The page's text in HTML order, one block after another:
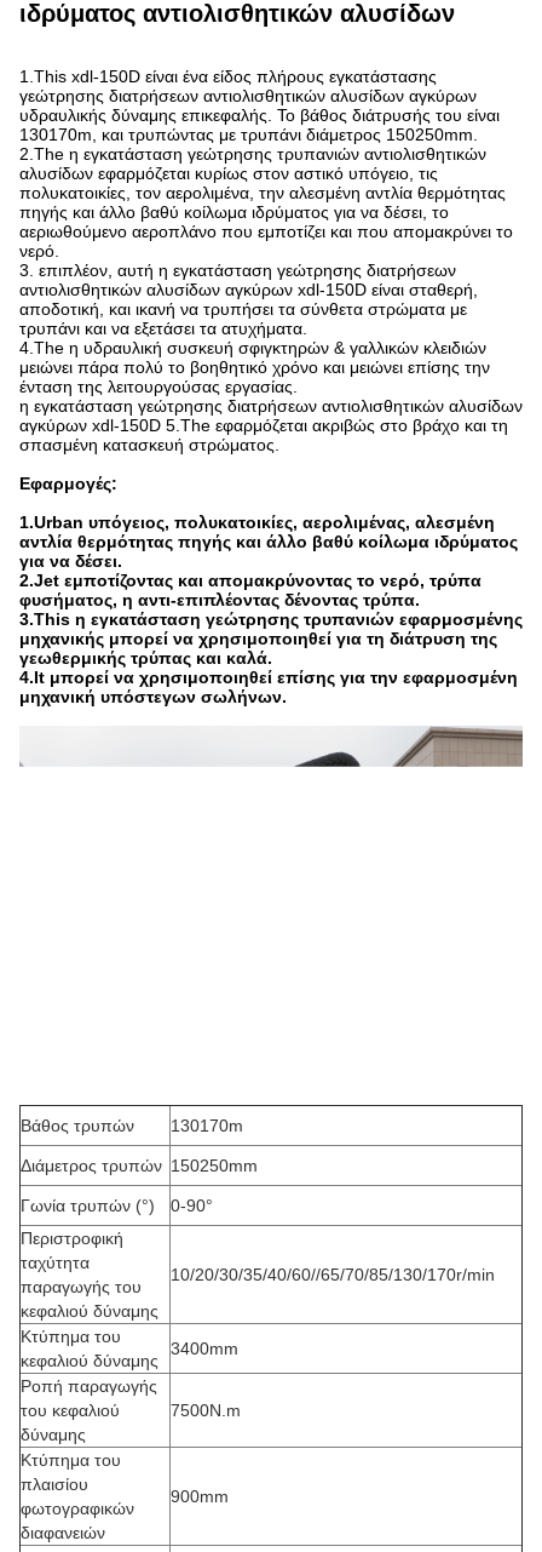
ιδρύματος αντιολισθητικών αλυσίδων
1.This xdl-150D είναι ένα είδος πλήρους εγκατάστασης
γεώτρησης διατρήσεων αντιολισθητικών αλυσίδων αγκύρων
υδραυλικής δύναμης επικεφαλής. Το βάθος διάτρυσής του είναι
130170m, και τρυπώντας με τρυπάνι διάμετρος 150250mm.
2.The η εγκατάσταση γεώτρησης τρυπανιών αντιολισθητικών
αλυσίδων εφαρμόζεται κυρίως στον αστικό υπόγειο, τις
πολυκατοικίες, τον αερολιμένα, την αλεσμένη αντλία θερμότητας
πηγής και άλλο βαθύ κοίλωμα ιδρύματος για να δέσει, το
αεριωθούμενο αεροπλάνο που εμποτίζει και που απομακρύνει το
νερό.
3. επιπλέον, αυτή η εγκατάσταση γεώτρησης διατρήσεων
αντιολισθητικών αλυσίδων αγκύρων xdl-150D είναι σταθερή,
αποδοτική, και ικανή να τρυπήσει τα σύνθετα στρώματα με
τρυπάνι και να εξετάσει τα ατυχήματα.
4.The η υδραυλική συσκευή σφιγκτηρών & γαλλικών κλειδιών
μειώνει πάρα πολύ το βοηθητικό χρόνο και μειώνει επίσης την
ένταση της λειτουργούσας εργασίας.
η εγκατάσταση γεώτρησης διατρήσεων αντιολισθητικών αλυσίδων
αγκύρων xdl-150D 5.The εφαρμόζεται ακριβώς στο βράχο και τη
σπασμένη κατασκευή στρώματος.
Εφαρμογές:
1.Urban υπόγειος, πολυκατοικίες, αερολιμένας, αλεσμένη
αντλία θερμότητας πηγής και άλλο βαθύ κοίλωμα ιδρύματος
για να δέσει.
2.Jet εμποτίζοντας και απομακρύνοντας το νερό, τρύπα
φυσήματος, η αντι-επιπλέοντας δένοντας τρύπα.
3.This η εγκατάσταση γεώτρησης τρυπανιών εφαρμοσμένης
μηχανικής μπορεί να χρησιμοποιηθεί για τη διάτρυση της
γεωθερμικής τρύπας και καλά.
4.It μπορεί να χρησιμοποιηθεί επίσης για την εφαρμοσμένη
μηχανική υπόστεγων σωλήνων.
Βάθος τρυπών 130170m
Διάμετρος τρυπών 150250mm
Γωνία τρυπών (°)
0-90°
Περιστροφική
ταχύτητα
παραγωγής του
κεφαλιού δύναμης
10/20/30/35/40/60//65/70/85/130/170r/min
Κτύπημα του
κεφαλιού δύναμης
3400mm
Ροπή παραγωγής
του κεφαλιού
δύναμης
7500N.m
Κτύπημα του
πλαισίου
φωτογραφικών
διαφανειών
900mm